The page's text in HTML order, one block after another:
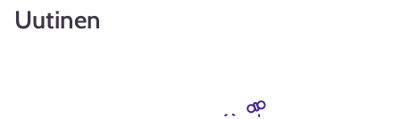
Uutinen